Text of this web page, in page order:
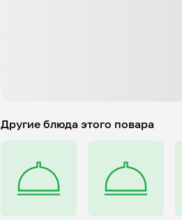
Другие блюда этого повара